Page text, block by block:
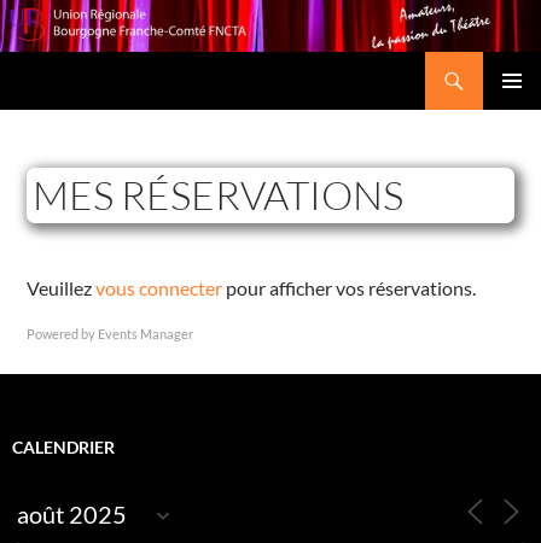
Union Régionale Bourgogne Franche-Comté FNCTA
MES RÉSERVATIONS
Veuillezvous connecter pour afficher vos réservations.
Powered by Events Manager
CALENDRIER